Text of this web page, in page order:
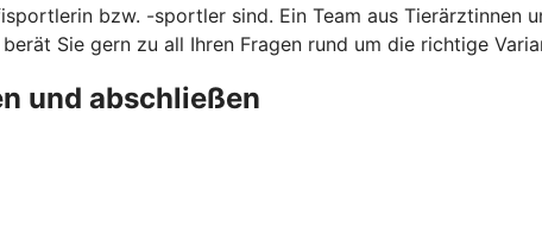
bzw. -sportler sind. Ein Team aus Tierärztinnen
Sie gern zu all Ihren Fragen rund um die richtige
und abschließen